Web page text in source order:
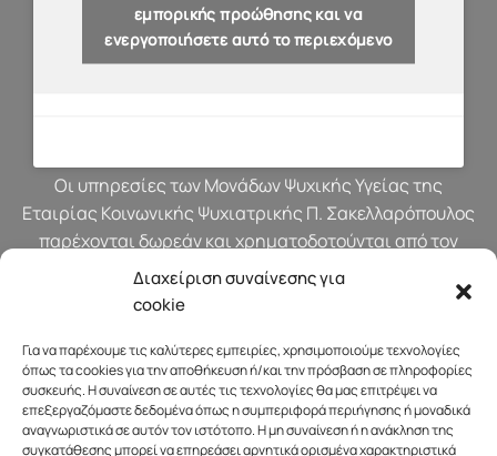
Διαχείριση συναίνεσης για
cookie
Για να παρέχουμε τις καλύτερες εμπειρίες, χρησιμοποιούμε τεχνολογίες
όπως τα cookies για την αποθήκευση ή/και την πρόσβαση σε πληροφορίες
συσκευής. Η συναίνεση σε αυτές τις τεχνολογίες θα μας επιτρέψει να
επεξεργαζόμαστε δεδομένα όπως η συμπεριφορά περιήγησης ή μοναδικά
αναγνωριστικά σε αυτόν τον ιστότοπο. Η μη συναίνεση ή η ανάκληση της
συγκατάθεσης μπορεί να επηρεάσει αρνητικά ορισμένα χαρακτηριστικά
εμπορικής προώθησης και να
ενεργοποιήσετε αυτό το περιεχόμενο
Οι υπηρεσίες των Μονάδων Ψυχικής Υγείας της
Εταιρίας Κοινωνικής Ψυχιατρικής Π. Σακελλαρόπουλος
παρέχονται δωρεάν και χρηματοδοτούνται από τον
προϋπολογισμό του Υπουργείου Υγείας.